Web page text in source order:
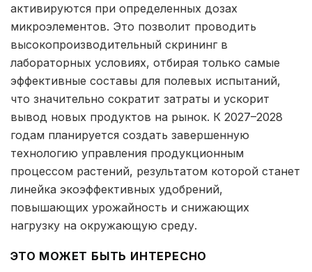
активируются при определенных дозах
микроэлементов. Это позволит проводить
высокопроизводительный скрининг в
лабораторных условиях, отбирая только самые
эффективные составы для полевых испытаний,
что значительно сократит затраты и ускорит
вывод новых продуктов на рынок. К 2027–2028
годам планируется создать завершенную
технологию управления продукционным
процессом растений, результатом которой станет
линейка экоэффективных удобрений,
повышающих урожайность и снижающих
нагрузку на окружающую среду.
ЭТО МОЖЕТ БЫТЬ ИНТЕРЕСНО